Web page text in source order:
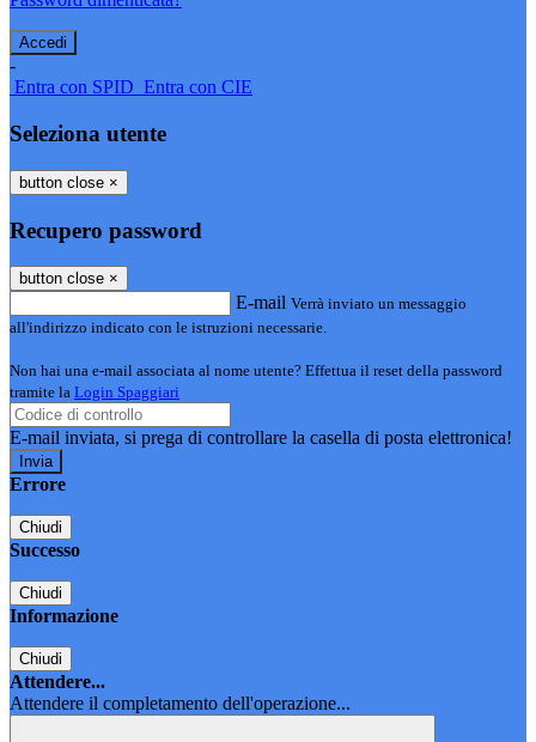
-
Entra con SPID Entra con CIE
Seleziona utente
button close ×
Recupero password
button close ×
E-mail Verrà inviato un messaggio
all'indirizzo indicato con le istruzioni necessarie.
Non hai una e-mail associata al nome utente? Effettua il reset della password
tramite la Login Spaggiari
E-mail inviata, si prega di controllare la casella di posta elettronica!
Errore
Chiudi
Successo
Chiudi
Informazione
Chiudi
Attendere...
Attendere il completamento dell'operazione...